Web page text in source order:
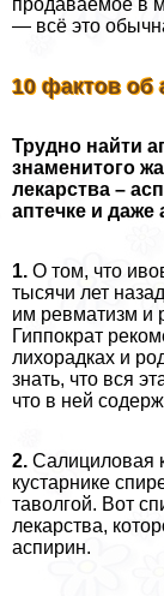
— всё это
10 фактов об
Трудно найти
знаменитого
лекарства –
аптечке и даже
1. О том, что
тысячи лет
им ревматизм и
Гиппократ
лихорадках и
знать, что вся
что в ней
2. Салициловая
кустарнике
таволгой. Вот
лекарства,
аспирин.